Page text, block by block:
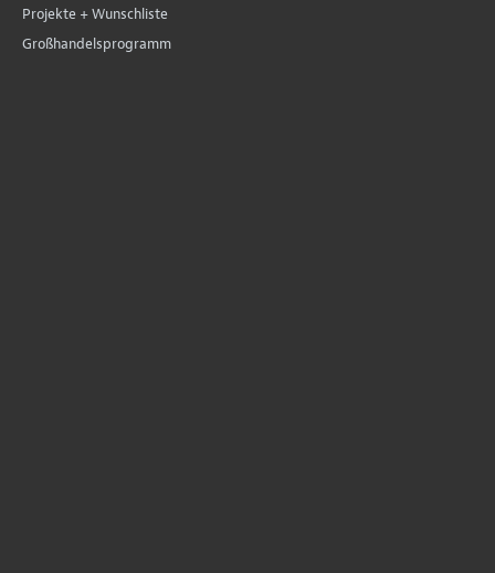
Projekte + Wunschliste
Großhandelsprogramm